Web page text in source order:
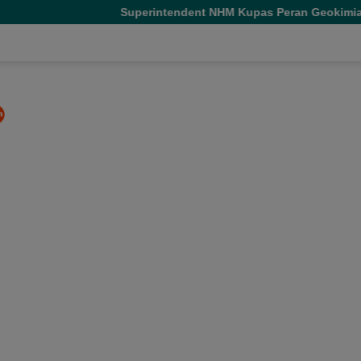
Superintendent NHM Kupas Peran Geokimia dari Eksplorasi